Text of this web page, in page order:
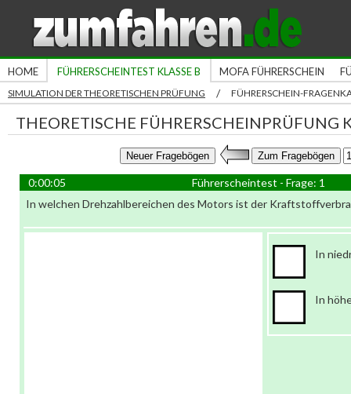
HOME FÜHRERSCHEINTEST KLASSE B MOFA FÜHRERSCHEIN
SIMULATION DER THEORETISCHEN PRÜFUNG / FÜHRERSCHEIN-
THEORETISCHE FÜHRERSCHEINPRÜFUNG
0:00:06
Führerscheintest - Frage: 1
In welchen Drehzahlbereichen des Motors ist der
In
In